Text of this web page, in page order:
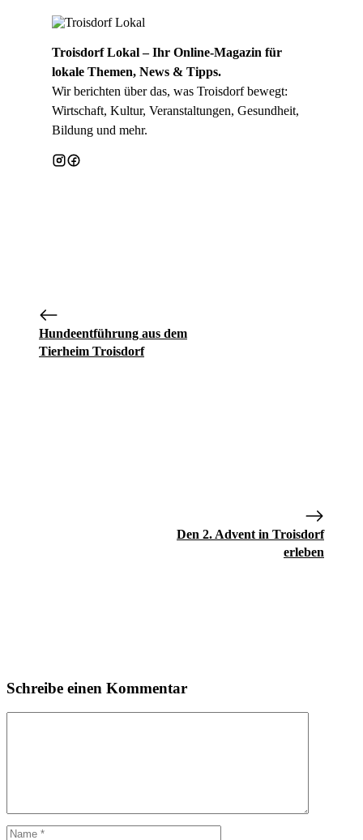
Troisdorf Lokal – Ihr Online-Magazin für
lokale Themen, News & Tipps.
Wir berichten über das, was Troisdorf bewegt:
Wirtschaft, Kultur, Veranstaltungen, Gesundheit,
Bildung und mehr.
Hundeentführung aus dem
Tierheim Troisdorf
Den 2. Advent in Troisdorf
erleben
Schreibe einen Kommentar
Name